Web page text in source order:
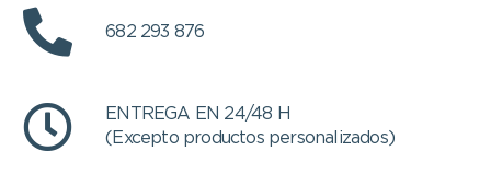
682 293 876
ENTREGA EN 24/48 H
(Excepto productos personalizados)